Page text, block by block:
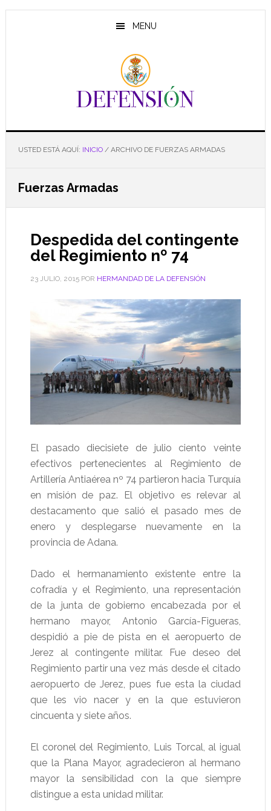
Saltar
Saltar
Saltar
MENU
USTED ESTÁ AQUÍ: INICIO /ARCHIVO DE FUERZAS ARMADAS
Fuerzas Armadas
Despedida del contingente
del Regimiento nº 74
23 JULIO, 2015POR HERMANDAD DE LA DEFENSIÓN
El pasado diecisiete de julio ciento veinte
efectivos pertenecientes al Regimiento de
Artillería Antiaérea nº 74 partieron hacia Turquía
en misión de paz. El objetivo es relevar al
destacamento que salió el pasado mes de
enero y desplegarse nuevamente en la
provincia de Adana.
Dado el hermanamiento existente entre la
cofradía y el Regimiento, una representación
de la junta de gobierno encabezada por el
hermano mayor, Antonio García-Figueras,
despidió a pie de pista en el aeropuerto de
Jerez al contingente militar. Fue deseo del
Regimiento partir una vez más desde el citado
aeropuerto de Jerez, pues fue esta la ciudad
que les vio nacer y en la que estuvieron
cincuenta y siete años.
El coronel del Regimiento, Luis Torcal, al igual
que la Plana Mayor, agradecieron al hermano
mayor la sensibilidad con la que siempre
distingue a esta unidad militar.